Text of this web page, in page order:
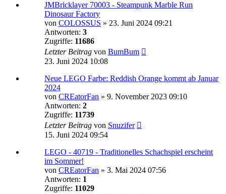
JMBricklayer 70003 - Steampunk Marble Run
Dinosaur Factory
von COLOSSUS » 23. Juni 2024 09:21
Antworten: 3
Zugriffe: 11686
Letzter Beitrag von BumBum
23. Juni 2024 10:08
Neue LEGO Farbe: Reddish Orange kommt ab Januar
2024
von CREatorFan » 9. November 2023 09:10
Antworten: 2
Zugriffe: 11739
Letzter Beitrag von Snuzifer
15. Juni 2024 09:54
LEGO - 40719 - Traditionelles Schachspiel erscheint
im Sommer!
von CREatorFan » 3. Mai 2024 07:56
Antworten: 1
Zugriffe: 11029